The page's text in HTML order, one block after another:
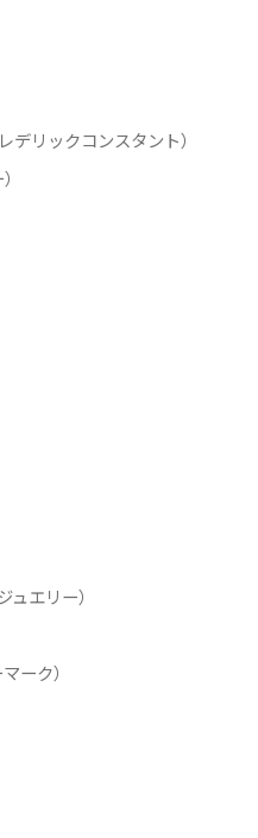
デリックコンスタント）
ュエリー）
ーク）